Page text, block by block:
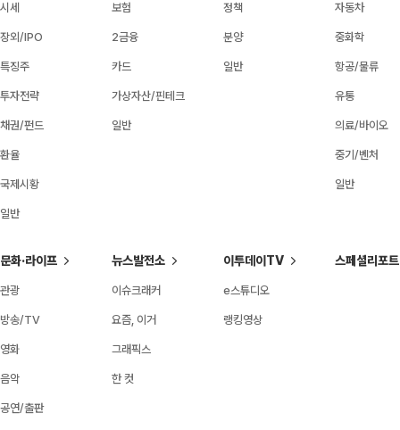
시세
장외/IPO
특징주
투자전략
채권/펀드
환율
국제시황
일반
보험
2금융
카드
가상자산/핀테크
일반
정책
분양
일반
자동차
중화학
항공/물류
유통
의료/바이오
중기/벤처
일반
문화·라이프
관광
방송/TV
영화
음악
공연/출판
뉴스발전소
이슈크래커
요즘, 이거
그래픽스
한 컷
이투데이TV
e스튜디오
랭킹영상
스페셜리포트